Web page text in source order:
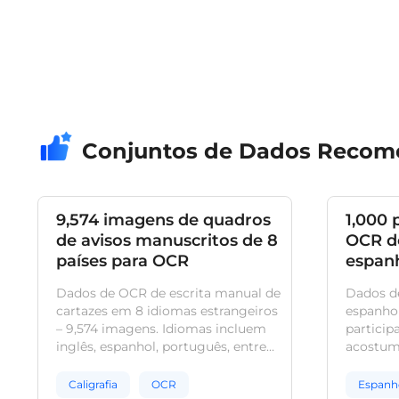
Conjuntos de Dados
9,574 imagens de quadros
de avisos manuscritos de 8
países para OCR
Dados de OCR de escrita manual de
cartazes em 8 idiomas estrangeiros
– 9,574 imagens. Idiomas incluem
inglês, espanhol, português, entre
abrange diferentes ambientes,
Caligrafia OCR
1,000
OCR
Dados